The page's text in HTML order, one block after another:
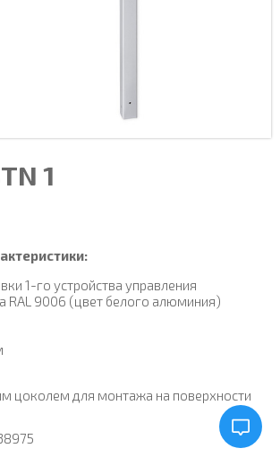
1
1-го устройства управления
RAL 9006 (цвет белого алюминия)
цоколем для монтажа на поверхности